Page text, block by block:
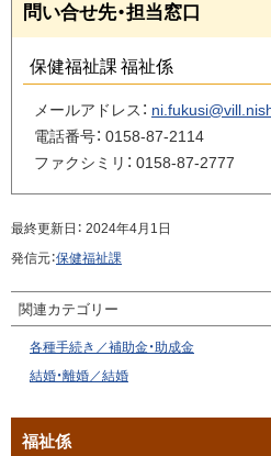
トー
の
る
問い合せ先・担当窓口
保健福祉課 福祉係
メールアドレス：
電話番号： 0158-87-2114
ファクシミリ： 0158-87-2777
最終更新日： 2024年4月1日
発信元：保健福祉課
関連カテゴリー
各種手続き／補助金・助成金
結婚・離婚／結婚
サ
福祉係